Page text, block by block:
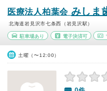
医療法人柏葉会 みしま
北海道岩見沢市七条西（岩見沢駅）
駐車場あり 電子決済可
土曜（〜12:00）